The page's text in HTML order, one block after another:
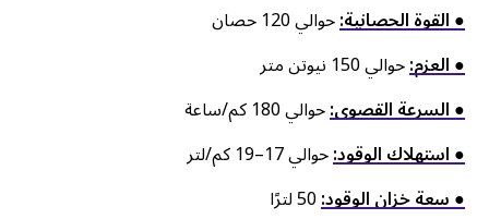
● القوة الحصانية:حوالي 120 حصان
● العزم:حوالي 150 نيوتن متر
● السرعة القصوى:حوالي 180 كم/ساعة
● استهلاك الوقود:حوالي 17–19 كم/لتر
● سعة خزان الوقود:50 لترًا